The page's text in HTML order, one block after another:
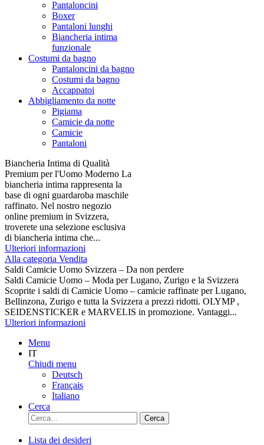
Pantaloncini
Boxer
Pantaloni lunghi
Biancheria intima
funzionale
Costumi da bagno
Pantaloncini da bagno
Costumi da bagno
Accappatoi
Abbigliamento da notte
Pigiama
Camicie da notte
Camicie
Pantaloni
Biancheria Intima di Qualità
Premium per l'Uomo Moderno La
biancheria intima rappresenta la
base di ogni guardaroba maschile
raffinato. Nel nostro negozio
online premium in Svizzera,
troverete una selezione esclusiva
di biancheria intima che...
Ulteriori informazioni
Alla categoria Vendita
Saldi Camicie Uomo Svizzera – Da non perdere
Saldi Camicie Uomo – Moda per Lugano, Zurigo e la Svizzera
Scoprite i saldi di Camicie Uomo – camicie raffinate per Lugano,
Bellinzona, Zurigo e tutta la Svizzera a prezzi ridotti. OLYMP ,
SEIDENSTICKER e MARVELIS in promozione. Vantaggi...
Ulteriori informazioni
Menu
IT
Chiudi menu
Deutsch
Français
Italiano
Cerca
Cerca
Lista dei desideri